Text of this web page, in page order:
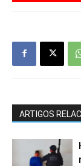
ARTIGOS